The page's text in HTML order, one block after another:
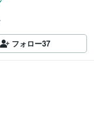
フォロー37